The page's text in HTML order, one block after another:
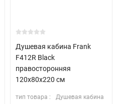
Душевая кабина Frank
F412R Black
правосторонняя
120х80х220 см
тип товара : Душевая кабина